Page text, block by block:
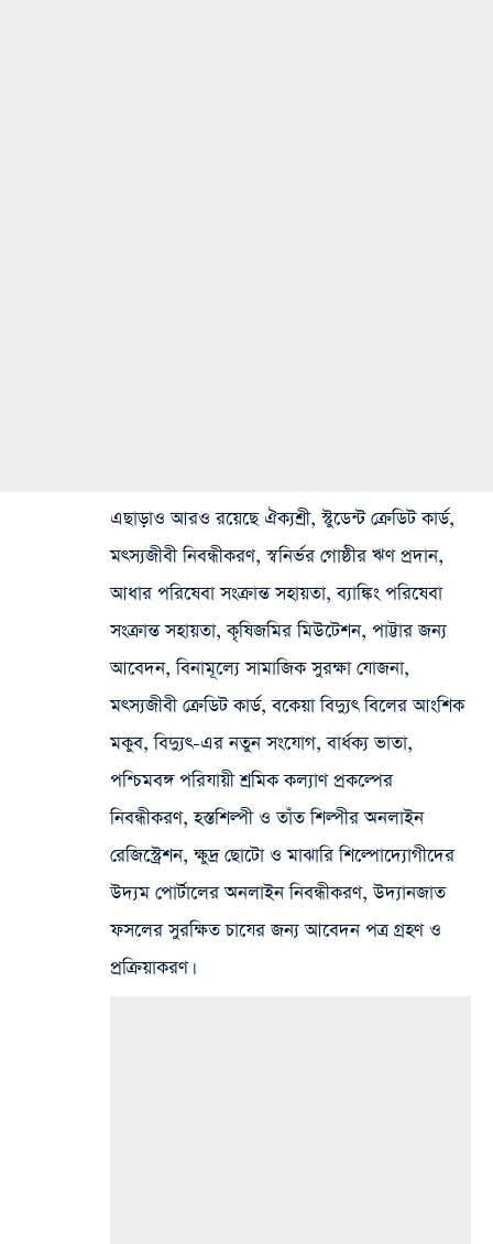
এছাড়াও আরও রয়েছে ঐক্যশ্রী, স্টুডেন্ট ক্রেডিট কার্ড,
মৎস্যজীবী নিবন্ধীকরণ, স্বনির্ভর গোষ্ঠীর ঋণ প্রদান,
আধার পরিষেবা সংক্রান্ত সহায়তা, ব্যাঙ্কিং পরিষেবা
সংক্রান্ত সহায়তা, কৃষিজমির মিউটেশন, পাট্টার জন্য
আবেদন, বিনামূল্যে সামাজিক সুরক্ষা যোজনা,
মৎস্যজীবী ক্রেডিট কার্ড, বকেয়া বিদ্যুৎ বিলের আংশিক
মকুব, বিদ্যুৎ-এর নতুন সংযোগ, বার্ধক্য ভাতা,
পশ্চিমবঙ্গ পরিযায়ী শ্রমিক কল্যাণ প্রকল্পের
নিবন্ধীকরণ, হস্তশিল্পী ও তাঁত শিল্পীর অনলাইন
রেজিস্ট্রেশন, ক্ষুদ্র ছোটো ও মাঝারি শিল্পোদ্যোগীদের
উদ্যম পোর্টালের অনলাইন নিবন্ধীকরণ, উদ্যানজাত
ফসলের সুরক্ষিত চাযের জন্য আবেদন পত্র গ্রহণ ও
প্রক্রিয়াকরণ।